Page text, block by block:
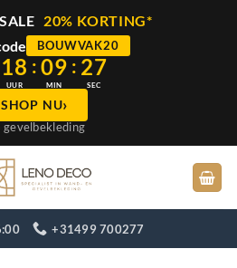
20% KORTING*
BOUWVAK20
18
UUR
: 09
MIN
: 27
SEC
SHOP NU›
gevelbekleding
+31499 700277